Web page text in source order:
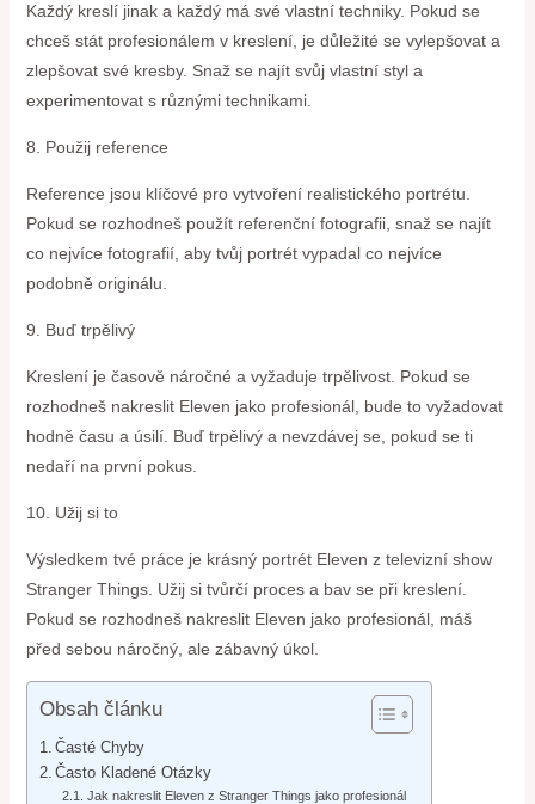
Každý kreslí jinak a každý má své vlastní techniky. Pokud se
chceš stát profesionálem v kreslení, je důležité se vylepšovat a
zlepšovat své kresby. Snaž se najít svůj vlastní styl a
experimentovat s různými technikami.
8. Použij reference
Reference jsou klíčové pro vytvoření realistického portrétu.
Pokud se rozhodneš použít referenční fotografii, snaž se najít
co nejvíce fotografií, aby tvůj portrét vypadal co nejvíce
podobně originálu.
9. Buď trpělivý
Kreslení je časově náročné a vyžaduje trpělivost. Pokud se
rozhodneš nakreslit Eleven jako profesionál, bude to vyžadovat
hodně času a úsilí. Buď trpělivý a nevzdávej se, pokud se ti
nedaří na první pokus.
10. Užij si to
Výsledkem tvé práce je krásný portrét Eleven z televizní show
Stranger Things. Užij si tvůrčí proces a bav se při kreslení.
Pokud se rozhodneš nakreslit Eleven jako profesionál, máš
před sebou náročný, ale zábavný úkol.
Obsah článku
Časté Chyby
Často Kladené Otázky
Jak nakreslit Eleven z Stranger Things jako profesionál